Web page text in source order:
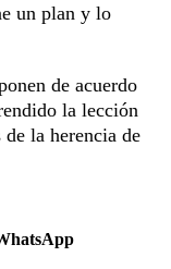
un plan y lo
de acuerdo
la lección
la herencia de